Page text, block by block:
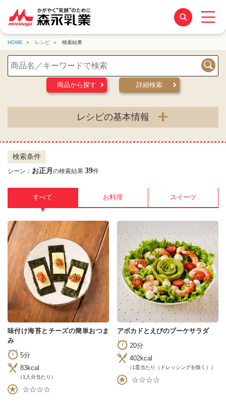
HOME レシピ 検索結果
検索
商品から探す
詳細検索
レシピの基本情報
検索条件
シーン： お正月 の検索結果 39件
すべて
▼
お料理 スイーツ
味付け海苔とチーズの簡単おつま
み
5分
83kcal
（1人分当たり）
☆☆☆☆
アボカドとえびのブーケサラダ
20分
402kcal
（1皿当たり（ドレッシングを除く））
☆☆☆☆